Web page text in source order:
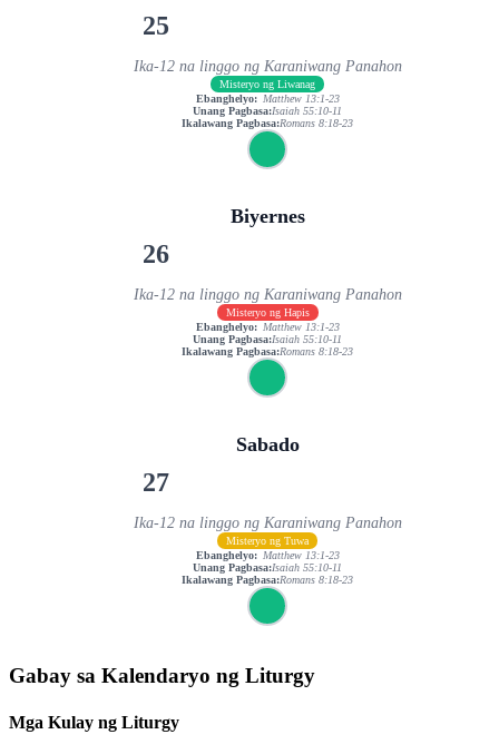
25
Ika-12 na linggo ng Karaniwang Panahon
Misteryo ng Liwanag
Ebanghelyo: Matthew 13:1-23
Unang Pagbasa:Isaiah 55:10-11
Ikalawang Pagbasa:Romans 8:18-23
Biyernes
26
Ika-12 na linggo ng Karaniwang Panahon
Misteryo ng Hapis
Ebanghelyo: Matthew 13:1-23
Unang Pagbasa:Isaiah 55:10-11
Ikalawang Pagbasa:Romans 8:18-23
Sabado
27
Ika-12 na linggo ng Karaniwang Panahon
Misteryo ng Tuwa
Ebanghelyo: Matthew 13:1-23
Unang Pagbasa:Isaiah 55:10-11
Ikalawang Pagbasa:Romans 8:18-23
Gabay sa Kalendaryo ng Liturgy
Mga Kulay ng Liturgy